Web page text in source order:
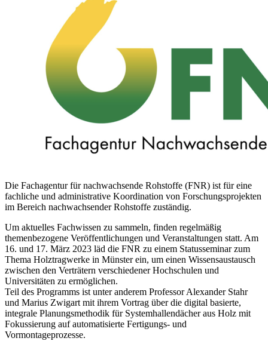
Die Fachagentur für nachwachsende Rohstoffe (FNR) ist für eine
fachliche und administrative Koordination von Forschungsprojekten
im Bereich nachwachsender Rohstoffe zuständig.
Um aktuelles Fachwissen zu sammeln, finden regelmäßig
themenbezogene Veröffentlichungen und Veranstaltungen statt. Am
16. und 17. März 2023 läd die FNR zu einem Statusseminar zum
Thema Holztragwerke in Münster ein, um einen Wissensaustausch
zwischen den Verträtern verschiedener Hochschulen und
Universitäten zu ermöglichen.
Teil des Programms ist unter anderem Professor Alexander Stahr
und Marius Zwigart mit ihrem Vortrag über die digital basierte,
integrale Planungsmethodik für Systemhallendächer aus Holz mit
Fokussierung auf automatisierte Fertigungs- und
Vormontageprozesse.